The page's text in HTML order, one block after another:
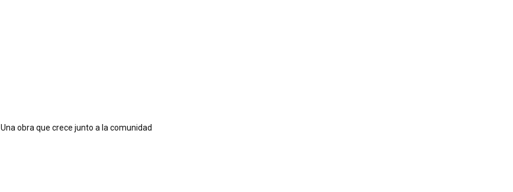
Una obra que crece junto a la comunidad